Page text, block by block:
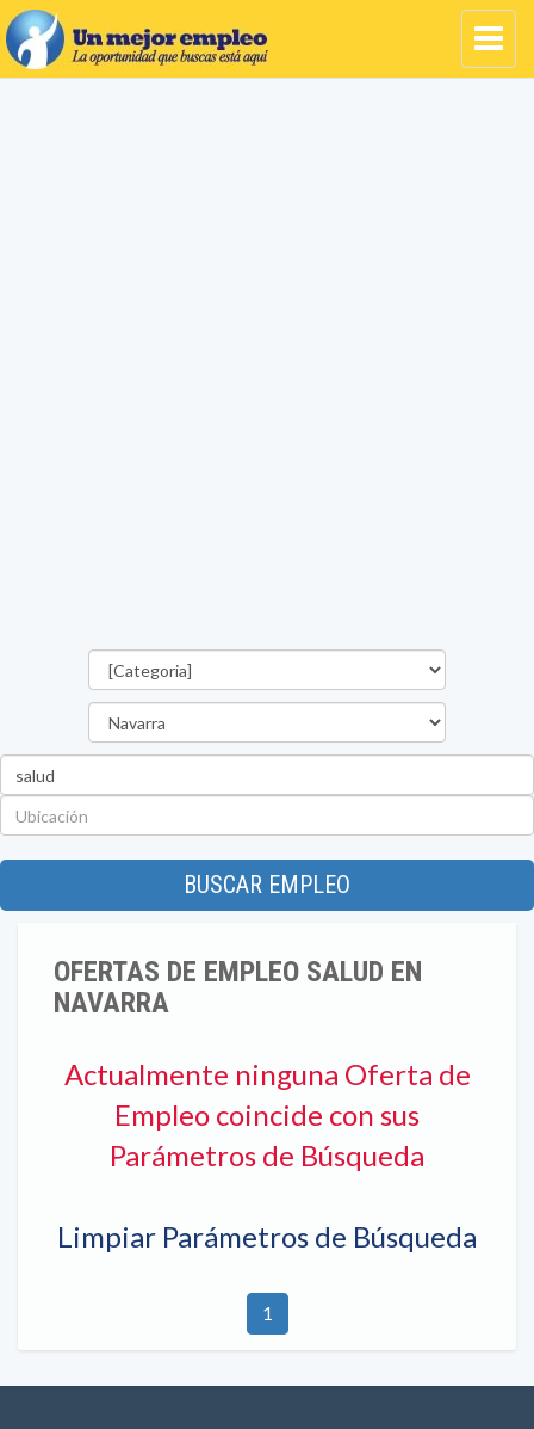
BUSCAR EMPLEO
OFERTAS DE EMPLEO SALUD EN
NAVARRA
Actualmente ninguna Oferta de
Empleo coincide con sus
Parámetros de Búsqueda
Limpiar Parámetros de Búsqueda
1